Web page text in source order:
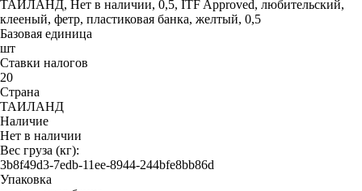
ТАИЛАНД, Нет в наличии, 0,5, ITF Approved, любительский,
клееный, фетр, пластиковая банка, желтый, 0,5
Базовая единица
шт
Ставки налогов
20
Страна
ТАИЛАНД
Наличие
Нет в наличии
Вес груза (кг):
3b8f49d3-7edb-11ee-8944-244bfe8bb86d
Упаковка